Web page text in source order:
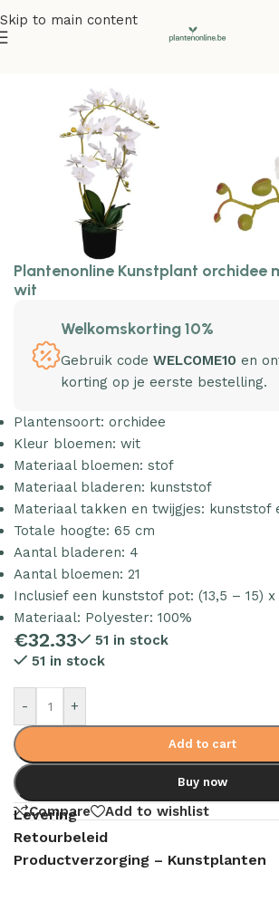
Skip to main content
Plantenonline Kunstplant orchidee
wit
Welkomskorting 10%
Gebruik code WELCOME10 en
korting op je eerste bestelling.
Plantensoort: orchidee
Kleur bloemen: wit
Materiaal bloemen: stof
Materiaal bladeren: kunststof
Materiaal takken en twijgjes: kunststof
Totale hoogte: 65 cm
Aantal bladeren: 4
Aantal bloemen: 21
Inclusief een kunststof pot: (13,5 – 15) x
Materiaal: Polyester: 100%
€32.33
51 in stock
51 in stock
- +
Add to cart
Buy now
Compare Add to wishlist
Levering
Retourbeleid
Productverzorging – Kunstplanten